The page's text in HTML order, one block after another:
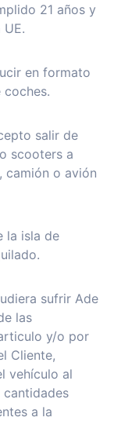
21 años y
en formato
salir de
scooters a
camión o avión
la isla de
sufrir Ade
las
y/o por
Cliente,
vehículo al
a la